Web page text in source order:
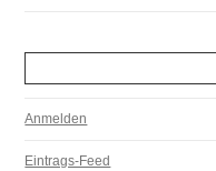
Anmelden
Eintrags-Feed